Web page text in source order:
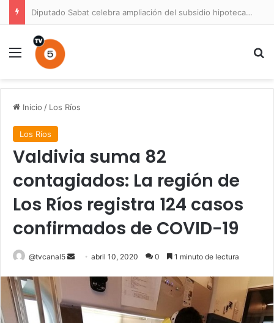
Diputado Sabat celebra ampliación del subsidio hipotecario con viviendas de hasta 6.000 UF
Menú
Inicio / Los Ríos
Los Ríos
Valdivia suma 82
contagiados: La región de
Los Ríos registra 124 casos
confirmados de COVID-19
@tvcanal5
Send
email
abril 10, 2020 0 1 minuto de lectura